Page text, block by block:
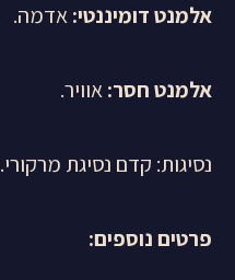
אלמנט דומיננטי:אדמה.
אלמנט חסר:אוויר.
נסיגות: קדם נסיגת מרקורי.
פרטים נוספים: